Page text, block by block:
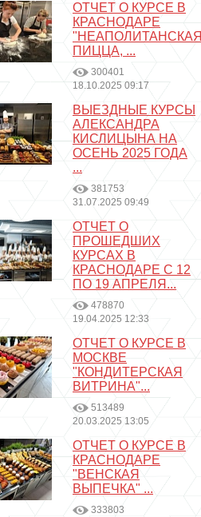
ОТЧЕТ О КУРСЕ В
КРАСНОДАРЕ
"НЕАПОЛИТАНСКАЯ
ПИЦЦА, ...
300401
18.10.2025 09:17
ВЫЕЗДНЫЕ КУРСЫ
АЛЕКСАНДРА
КИСЛИЦЫНА НА
ОСЕНЬ 2025 ГОДА
...
381753
31.07.2025 09:49
ОТЧЕТ О
ПРОШЕДШИХ
КУРСАХ В
КРАСНОДАРЕ С 12
ПО 19 АПРЕЛЯ...
478870
19.04.2025 12:33
ОТЧЕТ О КУРСЕ В
МОСКВЕ
"КОНДИТЕРСКАЯ
ВИТРИНА"...
513489
20.03.2025 13:05
ОТЧЕТ О КУРСЕ В
КРАСНОДАРЕ
"ВЕНСКАЯ
ВЫПЕЧКА" ...
333803